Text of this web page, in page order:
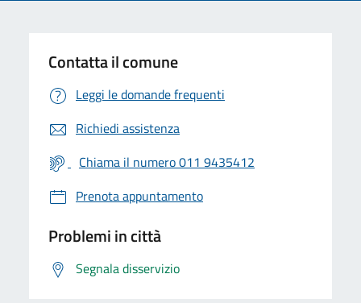
Contatta il comune
Leggi le domande frequenti
Richiedi assistenza
Chiama il numero 011 9435412
Prenota appuntamento
Problemi in città
Segnala disservizio